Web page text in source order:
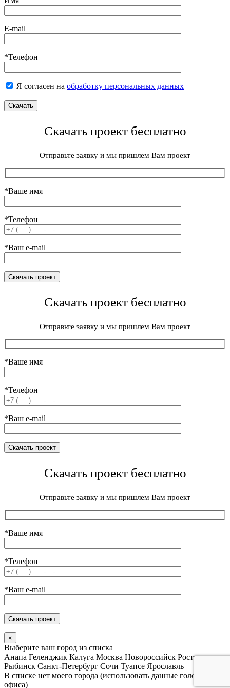
E-mail
*Телефон
Я согласен на обработку персональных данных
Скачать проект бесплатно
Отправьте заявку и мы пришлем Вам проект
*Ваше имя
*Телефон
*Ваш e-mail
Скачать проект бесплатно
Отправьте заявку и мы пришлем Вам проект
*Ваше имя
*Телефон
*Ваш e-mail
Скачать проект бесплатно
Отправьте заявку и мы пришлем Вам проект
*Ваше имя
*Телефон
*Ваш e-mail
×
Выберите ваш город из списка
Анапа Геленджик Калуга Москва Новороссийск Ростов
Рыбинск Санкт-Петербург Сочи Туапсе Ярославль
В списке нет моего города (использовать данные головного
офиса)